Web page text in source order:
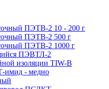
ПЭТВ-2 10 - 200 г
ПЭТВ-2 500 г
ПЭТВ-2 1000 г
ПЭВТЛ-2
изоляции TIW-B
- медно